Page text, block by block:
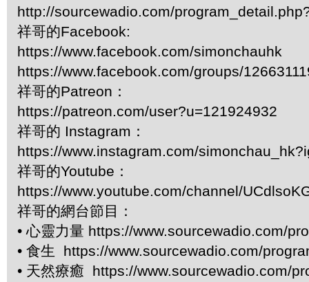
http://sourcewadio.com/
祥哥的Facebook:
https://www.facebook.com/simonchauhk
https://www.facebook.com/groups/
祥哥的Patreon：
https://patreon.com/user?u=121924932
祥哥的 Instagram：
https://www.instagram.com/
祥哥的Youtube：
https://www.youtube.com/channel/
祥哥的網台節目：
• 心靈力量 https://www.sourcewadio.com/
• 食生 https://www.sourcewadio.com/
• 天然療癒 https://www.sourcewadio.com/